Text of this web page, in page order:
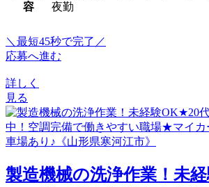
容
夜勤
＼最短45秒で完了／
応募へ進む
詳しく
見る
製造機械の洗浄作業！未